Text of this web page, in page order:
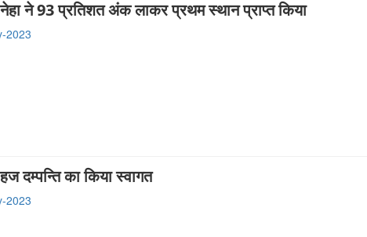
नेहा ने 93 प्रतिशत अंक लाकर प्रथम स्थान प्राप्त किया
2023
हज दम्पन्ति का किया स्वागत
2023